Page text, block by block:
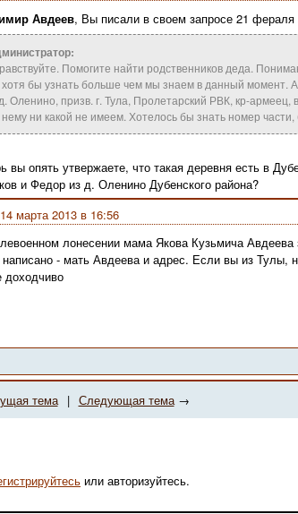
Авдеев, Вы писали в своем запросе 21 фераля
Помогите найти родственников деда.
бы узнать больше чем мы знаем в данный момент.
Оленино, пpизв. г. Тула, Пролетарский РВК, кр-
ни какой не имеем. Хотелось бы знать номер
вы опять утвержаете, что такая деревня есть в
и Федор из д. Оленино Дубенского района?
марта 2013 в 16:56
лонесении мама Якова Кузьмича
написано - мать Авдеева и адрес. Если вы из Тулы,
доходчиво
тема | Следующая тема→
или авторизуйтесь.